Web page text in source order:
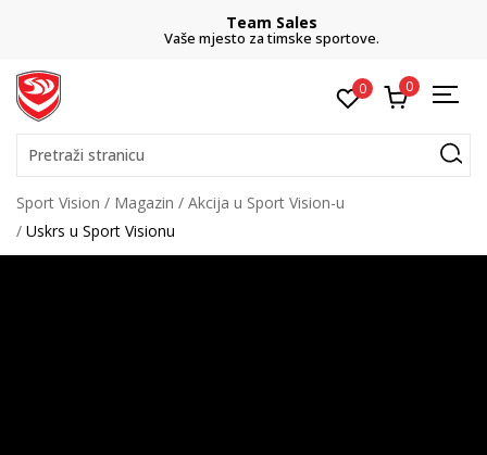
Team Sales
Vaše mjesto za timske sportove.
0 0
Pretraži stranicu
Sport Vision Magazin
Akcija u Sport Vision-u
Uskrs u Sport Visionu